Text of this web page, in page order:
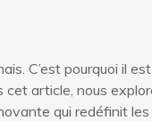
C’est pourquoi il
article, nous
qui redéfinit